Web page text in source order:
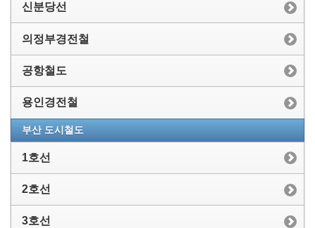
신분당선
의정부경전철
공항철도
용인경전철
부산 도시철도
1호선
2호선
3호선